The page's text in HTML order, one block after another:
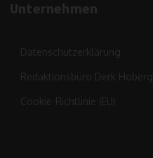
Unternehmen
Datenschutzerklärung
Redaktionsbüro Derk Hoberg
Cookie-Richtlinie (EU)